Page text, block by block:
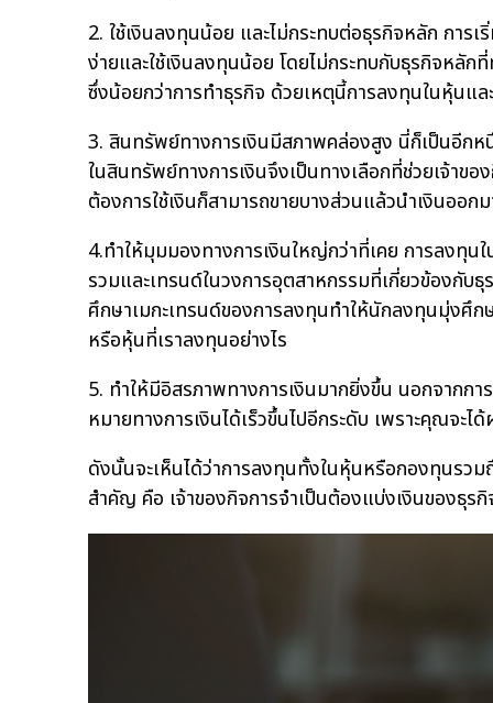
2. ใช้เงินลงทุนน้อย และไม่กระทบต่อธุรกิจหลัก การ
ง่ายและใช้เงินลงทุนน้อย โดยไม่กระทบกับธุรกิจหลั
ซึ่งน้อยกว่าการทำธุรกิจ ด้วยเหตุนี้การลงทุนในหุ้น
3. สินทรัพย์ทางการเงินมีสภาพคล่องสูง นี่ก็เป็นอีกห
ในสินทรัพย์ทางการเงินจึงเป็นทางเลือกที่ช่วยเจ้าข
ต้องการใช้เงินก็สามารถขายบางส่วนแล้วนำเงินออ
4.ทำให้มุมมองทางการเงินใหญ่กว่าที่เคย การลงทุ
รวมและเทรนด์ในวงการอุตสาหกรรมที่เกี่ยวข้องกับ
ศึกษาเมกะเทรนด์ของการลงทุนทำให้นักลงทุนมุ่งศึ
หรือหุ้นที่เราลงทุนอย่างไร
5. ทำให้มีอิสรภาพทางการเงินมากยิ่งขึ้น นอกจากกา
หมายทางการเงินได้เร็วขึ้นไปอีกระดับ เพราะคุณจะ
ดังนั้นจะเห็นได้ว่าการลงทุนทั้งในหุ้นหรือกองทุนรว
สำคัญ คือ เจ้าของกิจการจำเป็นต้องแบ่งเงินของธุร